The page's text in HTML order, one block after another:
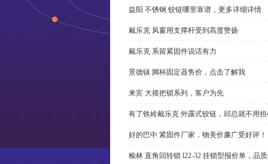
益阳 不锈钢 铰链哪里靠谱，更多详细详情
戴乐克 风窗用支撑杆受到高度赞扬
戴乐克 系留紧固件说话有力
景德镇 脚杯固定器售价，点击了解我
来宾 大摇把锁系列，客户为先
有了铁岭戴乐克 外露式铰链，邱总就不用
好的巴中 紧固件厂家，物美价廉广受好评！
榆林 直角回转锁 l22-32 挂锁型报价单，品